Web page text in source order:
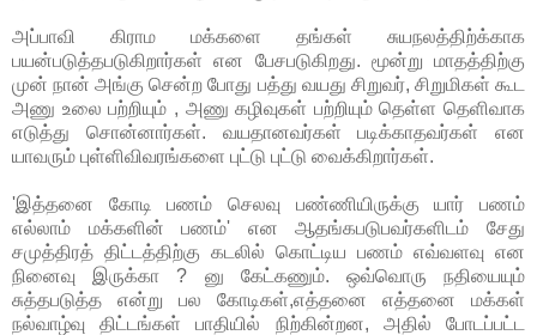
அப்பாவி கிராம மக்களை தங்கள் சுயநலத்திற்க்காக
பயன்படுத்தபடுகிறார்கள் என பேசபடுகிறது. மூன்று மாதத்திற்கு
முன் நான் அங்கு சென்ற போது பத்து வயது சிறுவர், சிறுமிகள் கூட
அணு உலை பற்றியும் , அணு கழிவுகள் பற்றியும் தெள்ள தெளிவாக
எடுத்து சொன்னார்கள். வயதானவர்கள் படிக்காதவர்கள் என
யாவரும் புள்ளிவிவரங்களை புட்டு புட்டு வைக்கிறார்கள்.
'இத்தனை கோடி பணம் செலவு பண்ணியிருக்கு யார் பணம்
எல்லாம் மக்களின் பணம்' என ஆதங்கபடுபவர்களிடம் சேது
சமுத்திரத் திட்டத்திற்கு கடலில் கொட்டிய பணம் எவ்வளவு என
நினைவு இருக்கா ? னு கேட்கணும். ஒவ்வொரு நதியையும்
சுத்தபடுத்த என்று பல கோடிகள்,எத்தனை எத்தனை மக்கள்
நல்வாழ்வு திட்டங்கள் பாதியில் நிற்கின்றன, அதில் போடப்பட்ட